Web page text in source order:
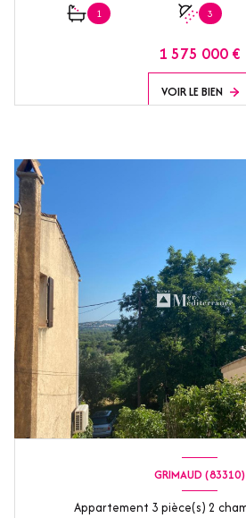
1 3
1 575 000 €
VOIR LE BIEN
GRIMAUD (83310)